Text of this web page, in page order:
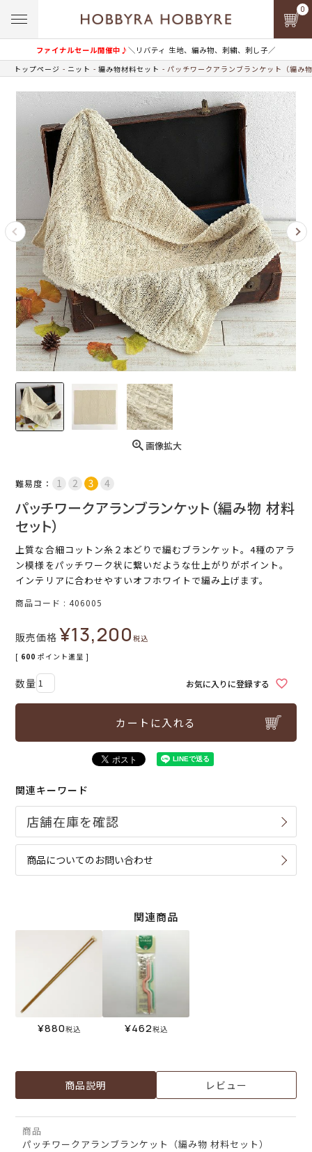
ファイナルセール開催中♪＼リバティ 生地、編み物、刺繍、刺し子／
0
トップページ ニット 編み物材料セット パッチワークアランブランケット（編み
画像拡大
難易度：
パッチワークアランブランケット（編み物 材料
セット）
上質な合細コットン糸２本どりで編むブランケット。4種のアラ
ン模様をパッチワーク状に繋いだような仕上がりがポイント。
インテリアに合わせやすいオフホワイトで編み上げます。
商品コード 406005
販売価格 ¥13,200税込
[ 600 ポイント進呈 ]
お気に入りに登録する
カートに入れる
関連キーワード
商品についてのお問い合わせ
関連商品
¥880税込 ¥462税込
商品説明 レビュー
商品
パッチワークアランブランケット（編み物 材料セット）